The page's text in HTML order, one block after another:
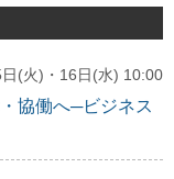
(火)・16日(水) 10:00
協働へ─ビジネス